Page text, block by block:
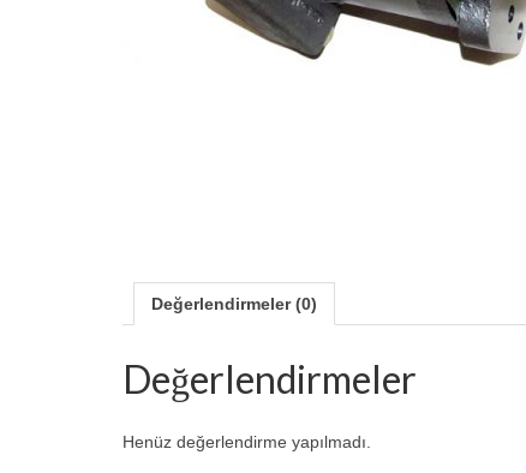
Değerlendirmeler (0)
Değerlendirmeler
Henüz değerlendirme yapılmadı.